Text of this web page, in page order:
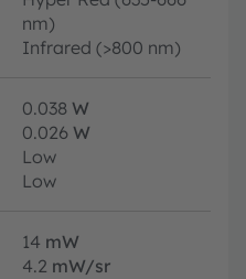
nm)
Infrared (>800 nm)
0.038 W
0.026 W
Low
Low
14 mW
4.2 mW/sr